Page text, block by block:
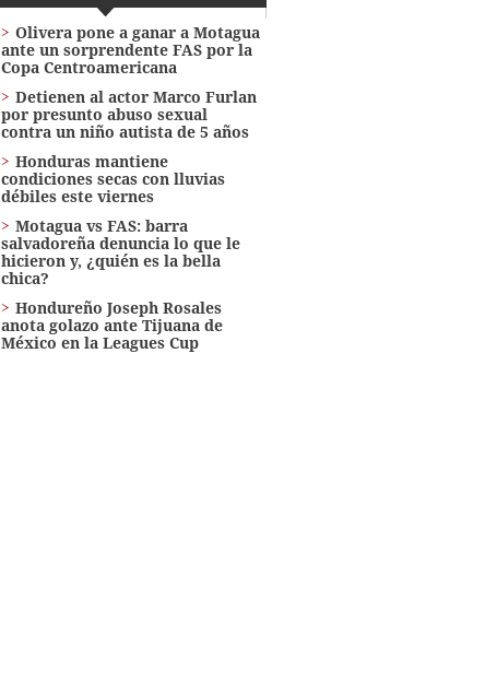
Olivera pone a ganar a Motagua
ante un sorprendente FAS por la
Copa Centroamericana
Detienen al actor Marco Furlan
por presunto abuso sexual
contra un niño autista de 5 años
Honduras mantiene
condiciones secas con lluvias
débiles este viernes
Motagua vs FAS: barra
salvadoreña denuncia lo que le
hicieron y, ¿quién es la bella
chica?
Hondureño Joseph Rosales
anota golazo ante Tijuana de
México en la Leagues Cup